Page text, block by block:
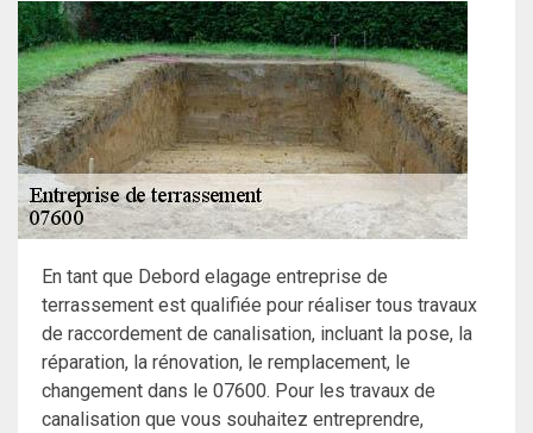
En tant que Debord elagage entreprise de
terrassement est qualifiée pour réaliser tous travaux
de raccordement de canalisation, incluant la pose, la
réparation, la rénovation, le remplacement, le
changement dans le 07600. Pour les travaux de
canalisation que vous souhaitez entreprendre,